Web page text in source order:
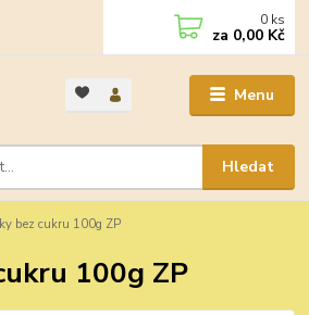
Menu
Hledat
0 ks
za 0,00 Kč
bez cukru 100g ZP
100g ZP